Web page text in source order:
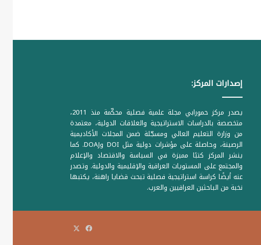
إصدارات المركز:
يصدر مركز حمورابي مجلة علمية فصلية محكّمة منذ 2011،
متخصصة بالدراسات الاستراتيجية والعلاقات الدولية، معتمدة
من وزارة التعليم العالي ومسجّلة ضمن المجلات الأكاديمية
الرصينة، وحاصلة على مؤشرات دولية مثل DOI وDOAJ. كما
ينشر المركز كتبًا مميزة في السياسة والاقتصاد والإعلام
والمجتمع على المستويات العراقية والإقليمية والدولية. وتصدر
عنه أيضًا كراسة استراتيجية فصلية تبحث قضايا راهنة، يكتبها
نخبة من الباحثين العراقيين والعرب.
فيسبوك